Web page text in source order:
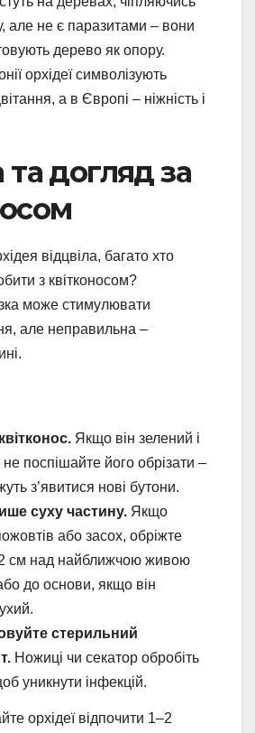
але не є паразитами – вони
дерево як опору.
орхідеї символізують
а в Європі – ніжність і
та догляд за
відцвіла, багато хто
з квітконосом?
може стимулювати
але неправильна –
Якщо він зелений і
поспішайте його обрізати –
з’явитися нові бутони.
суху частину. Якщо
або засох, обріжте
см над найближчою живою
до основи, якщо він
стерильний
Ножиці чи секатор обробіть
уникнути інфекцій.
орхідеї відпочити 1–2